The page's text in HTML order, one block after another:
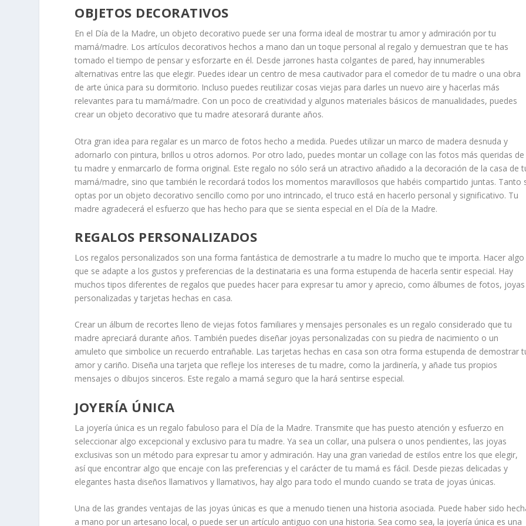
OBJETOS DECORATIVOS
En el Día de la Madre, un objeto decorativo puede ser una forma ideal de mostrar tu amor y admiración por tu
mamá/madre. Los artículos decorativos hechos a mano dan un toque personal al regalo y demuestran que te has
tomado el tiempo de pensar y esforzarte en él. Desde jarrones hasta colgantes de pared, hay innumerables
alternativas entre las que elegir. Puedes idear un centro de mesa cautivador para el comedor de tu madre o una obra
de arte única para su dormitorio. Incluso puedes reutilizar cosas viejas para darles un nuevo aire y hacerlas más
relevantes para tu mamá/madre. Con un poco de creatividad y algunos materiales básicos de manualidades, puedes
crear un objeto decorativo que tu madre atesorará durante años.
Otra gran idea para regalar es un marco de fotos hecho a medida. Puedes utilizar un marco de madera desnuda y
adornarlo con pintura, brillos u otros adornos. Por otro lado, puedes montar un collage con las fotos más queridas de
tu madre y enmarcarlo de forma original. Este regalo no sólo será un atractivo añadido a la decoración de la casa de
mamá/madre, sino que también le recordará todos los momentos maravillosos que habéis compartido juntas. Tanto
optas por un objeto decorativo sencillo como por uno intrincado, el truco está en hacerlo personal y significativo. Tu
madre agradecerá el esfuerzo que has hecho para que se sienta especial en el Día de la Madre.
REGALOS PERSONALIZADOS
Los regalos personalizados son una forma fantástica de demostrarle a tu madre lo mucho que te importa. Hacer algo
que se adapte a los gustos y preferencias de la destinataria es una forma estupenda de hacerla sentir especial. Hay
muchos tipos diferentes de regalos que puedes hacer para expresar tu amor y aprecio, como álbumes de fotos, joyas
personalizadas y tarjetas hechas en casa.
Crear un álbum de recortes lleno de viejas fotos familiares y mensajes personales es un regalo considerado que tu
madre apreciará durante años. También puedes diseñar joyas personalizadas con su piedra de nacimiento o un
amuleto que simbolice un recuerdo entrañable. Las tarjetas hechas en casa son otra forma estupenda de demostrar
amor y cariño. Diseña una tarjeta que refleje los intereses de tu madre, como la jardinería, y añade tus propios
mensajes o dibujos sinceros. Este regalo a mamá seguro que la hará sentirse especial.
JOYERÍA ÚNICA
La joyería única es un regalo fabuloso para el Día de la Madre. Transmite que has puesto atención y esfuerzo en
seleccionar algo excepcional y exclusivo para tu madre. Ya sea un collar, una pulsera o unos pendientes, las joyas
exclusivas son un método para expresar tu amor y admiración. Hay una gran variedad de estilos entre los que elegir,
así que encontrar algo que encaje con las preferencias y el carácter de tu mamá es fácil. Desde piezas delicadas y
elegantes hasta diseños llamativos y llamativos, hay algo para todo el mundo cuando se trata de joyas únicas.
Una de las grandes ventajas de las joyas únicas es que a menudo tienen una historia asociada. Puede haber sido
a mano por un artesano local, o puede ser un artículo antiguo con una historia. Sea como sea, la joyería única es una